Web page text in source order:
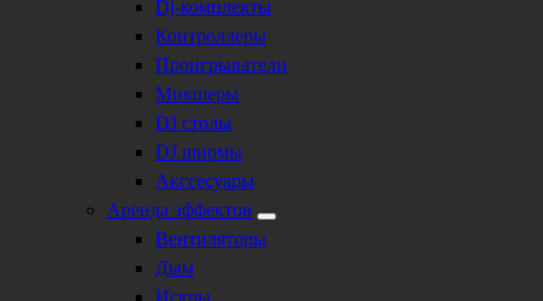
Dj-комплекты
Контроллеры
Проигрыватели
Микшеры
DJ столы
DJ ширмы
Акссесуары
Аренда эффектов
Вентиляторы
Дым